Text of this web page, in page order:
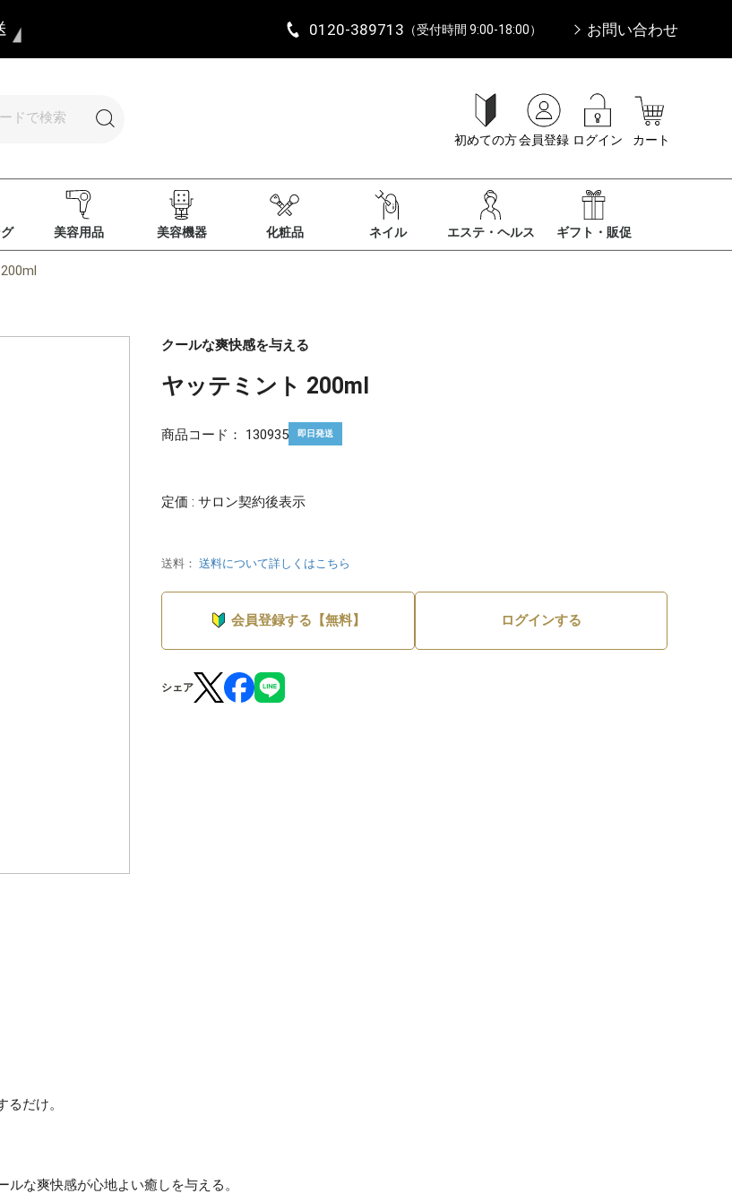
0120-389713 （受付時間 9:00-18:00） お問い合わせ
初めての方会員登録 ログイン カート
美容用品 美容機器 化粧品 ネイル エステ・ヘルス ギフト・販促
クールな爽快感を与える
ヤッテミント 200ml
商品コード： 130935 即日発送
定価 : サロン契約後表示
送料： 送料について詳しくはこちら
会員登録する【無料】 ログインする
シェア
だけ。
な爽快感が心地よい癒しを与える。